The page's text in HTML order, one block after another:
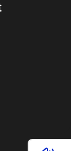
in nieuw
tabblad)
in nieuw
(opent in
(opent in